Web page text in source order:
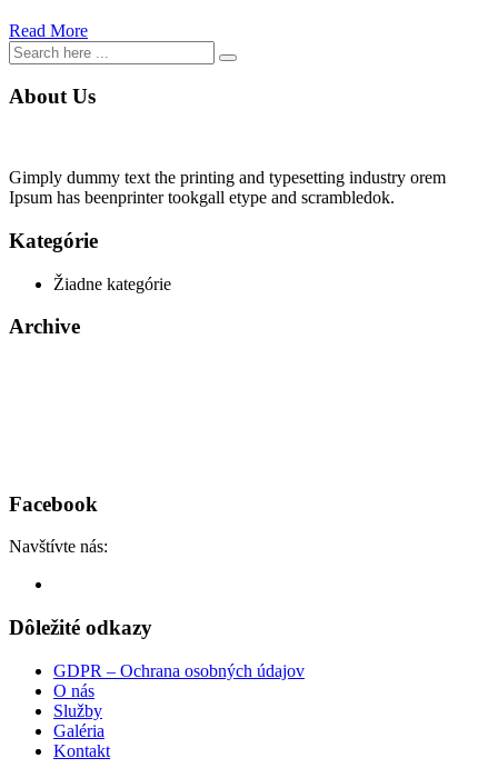
Read More
About Us
Gimply dummy text the printing and typesetting industry orem
Ipsum has beenprinter tookgall etype and scrambledok.
Kategórie
Žiadne kategórie
Archive
Facebook
Navštívte nás:
Dôležité odkazy
GDPR – Ochrana osobných údajov
O nás
Služby
Galéria
Kontakt